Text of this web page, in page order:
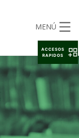
MENÚ
ACCESOS
RAPIDOS